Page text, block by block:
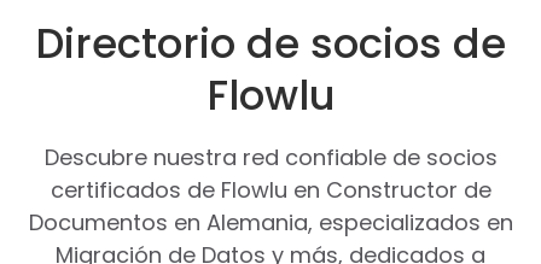
Herramientas de colaboración
Gestión financiera
Base de conocimientos
Empresas manufactureras
Pequeños negocios
Organizadores de eventos
Guías
Casos prácticos
Herramientas gratuitas
Português
Directorio de socios de
Flowlu
Descubre nuestra red confiable de socios
certificados de Flowlu en Constructor de
Documentos en Alemania, especializados en
Migración de Datos y más, dedicados a